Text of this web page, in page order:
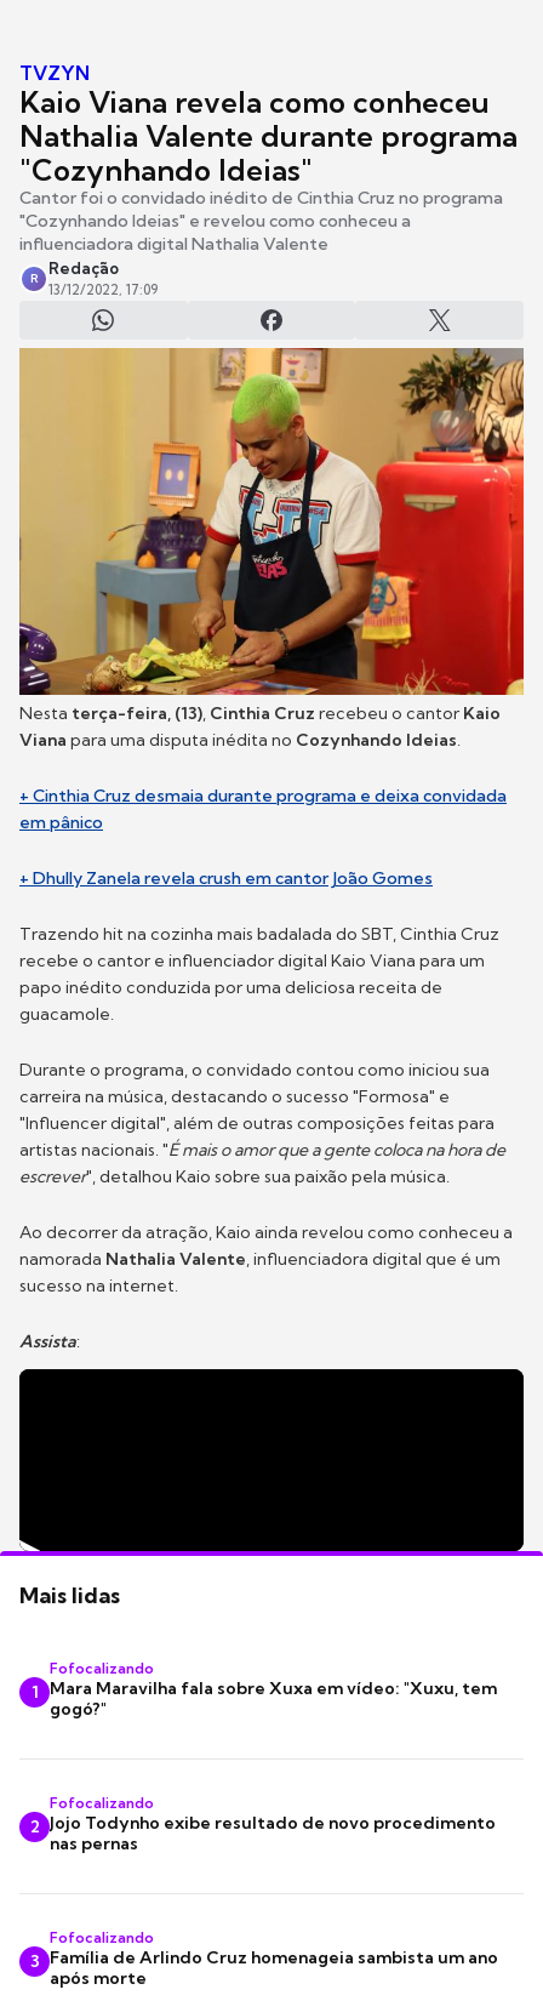
TVZYN
Kaio Viana revela como conheceu
Nathalia Valente durante programa
"Cozynhando Ideias"
Cantor foi o convidado inédito de Cinthia Cruz no programa
"Cozynhando Ideias" e revelou como conheceu a
influenciadora digital Nathalia Valente
R
Redação
13/12/2022, 17:09
Nesta terça-feira, (13), Cinthia Cruz recebeu o cantor Kaio
Viana para uma disputa inédita no Cozynhando Ideias.
+ Cinthia Cruz desmaia durante programa e deixa convidada
em pânico
+ Dhully Zanela revela crush em cantor João Gomes
Trazendo hit na cozinha mais badalada do SBT, Cinthia Cruz
recebe o cantor e influenciador digital Kaio Viana para um
papo inédito conduzida por uma deliciosa receita de
guacamole.
Durante o programa, o convidado contou como iniciou sua
carreira na música, destacando o sucesso "Formosa" e
"Influencer digital", além de outras composições feitas para
artistas nacionais. "É mais o amor que a gente coloca na hora de
escrever", detalhou Kaio sobre sua paixão pela música.
Ao decorrer da atração, Kaio ainda revelou como conheceu a
namorada Nathalia Valente, influenciadora digital que é um
sucesso na internet.
Assista:
Mais lidas
1
Fofocalizando
Mara Maravilha fala sobre Xuxa em vídeo: "Xuxu, tem
gogó?"
2
Fofocalizando
Jojo Todynho exibe resultado de novo procedimento
nas pernas
3
Fofocalizando
Família de Arlindo Cruz homenageia sambista um ano
após morte